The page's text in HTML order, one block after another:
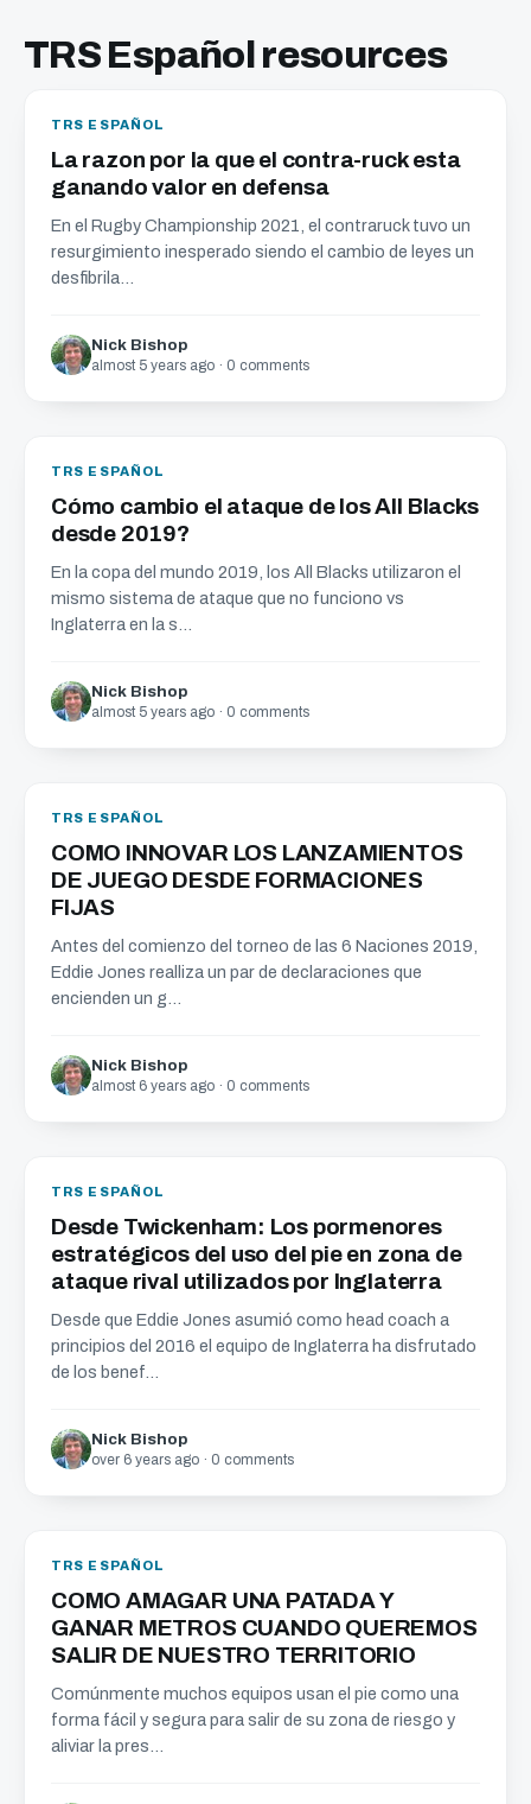
TRS Español resources
TRS ESPAÑOL
La razon por la que el contra-ruck esta
ganando valor en defensa
En el Rugby Championship 2021, el contraruck tuvo un
resurgimiento inesperado siendo el cambio de leyes un
desfibrila...
Nick Bishop
almost 5 years ago · 0 comments
TRS ESPAÑOL
Cómo cambio el ataque de los All Blacks
desde 2019?
En la copa del mundo 2019, los All Blacks utilizaron el
mismo sistema de ataque que no funciono vs
Inglaterra en la s...
Nick Bishop
almost 5 years ago · 0 comments
TRS ESPAÑOL
COMO INNOVAR LOS LANZAMIENTOS
DE JUEGO DESDE FORMACIONES
FIJAS
Antes del comienzo del torneo de las 6 Naciones 2019,
Eddie Jones realliza un par de declaraciones que
encienden un g...
Nick Bishop
almost 6 years ago · 0 comments
TRS ESPAÑOL
Desde Twickenham: Los pormenores
estratégicos del uso del pie en zona de
ataque rival utilizados por Inglaterra
Desde que Eddie Jones asumió como head coach a
principios del 2016 el equipo de Inglaterra ha disfrutado
de los benef...
Nick Bishop
over 6 years ago · 0 comments
TRS ESPAÑOL
COMO AMAGAR UNA PATADA Y
GANAR METROS CUANDO QUEREMOS
SALIR DE NUESTRO TERRITORIO
Comúnmente muchos equipos usan el pie como una
forma fácil y segura para salir de su zona de riesgo y
aliviar la pres...